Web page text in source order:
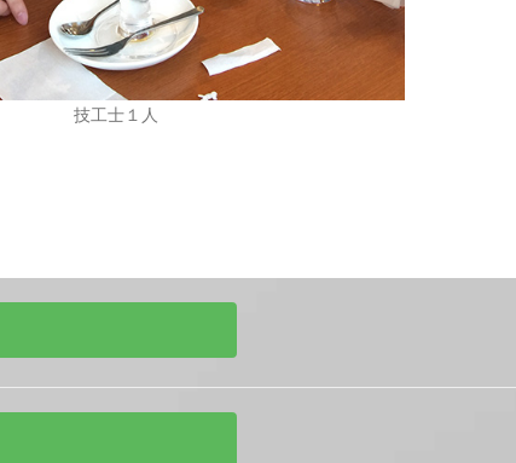
技工士１人